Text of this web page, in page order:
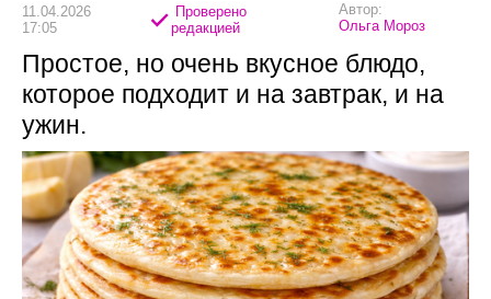
11.04.2026
17:05
Проверено
редакцией
Автор:
Ольга Мороз
Простое, но очень вкусное блюдо,
которое подходит и на завтрак, и на
ужин.